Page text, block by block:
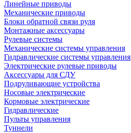
Линейные приводы
Механические приводы
Блоки обратной связи руля
Монтажные аксессуары
Рулевые системы
Механические системы управления
Гидравлические системы управления
Электрические рулевые приводы
Аксессуары для СДУ
Подруливающие устройства
Носовые электрические
Кормовые электрические
Гидравлические
Пульты управления
Туннели